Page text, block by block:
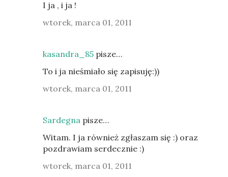
I ja , i ja !
wtorek, marca 01, 2011
kasandra_85 pisze…
To i ja nieśmiało się zapisuję:))
wtorek, marca 01, 2011
Sardegna pisze…
Witam. I ja również zgłaszam się :) oraz
pozdrawiam serdecznie :)
wtorek, marca 01, 2011